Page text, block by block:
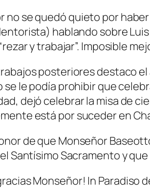
no se quedó quieto por
hablando sobre
y trabajar”. Imposible
posteriores destaco
se le podía prohibir que
dejó celebrar la misa de
está por suceder en
de que Monseñor
Santísimo Sacramento y
Monseñor! In Paradiso